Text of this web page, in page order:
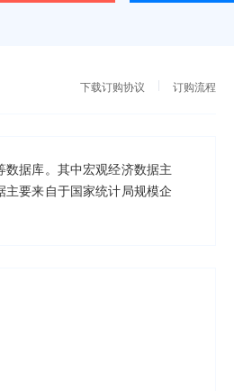
下载订购协议 订购流程
据库。其中宏观经济数据主
要来自于国家统计局规模企